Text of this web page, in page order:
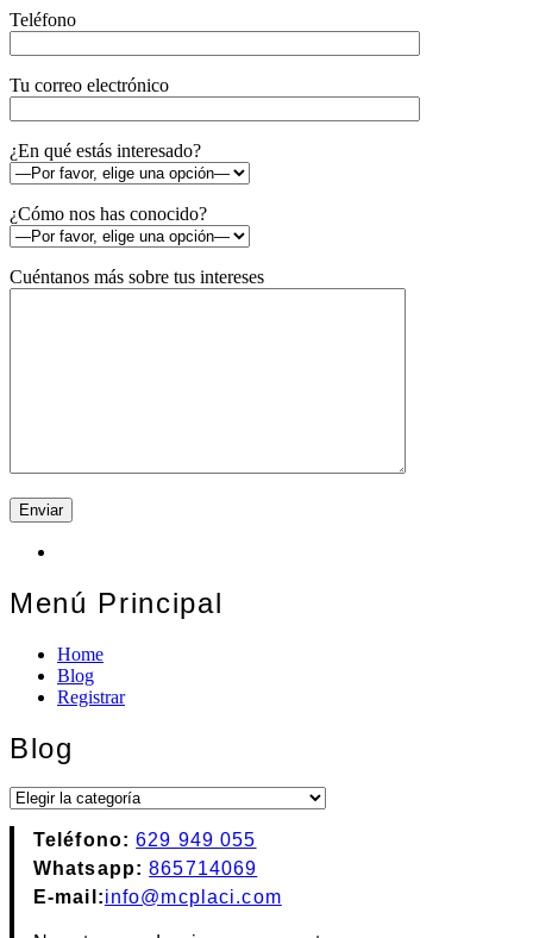
Teléfono
Tu correo electrónico
¿En qué estás interesado?
¿Cómo nos has conocido?
Cuéntanos más sobre tus intereses
Menú Principal
Home
Blog
Registrar
Blog
Blog
Teléfono:629 949 055
Whatsapp:865714069
E-mail:info@mcplaci.com